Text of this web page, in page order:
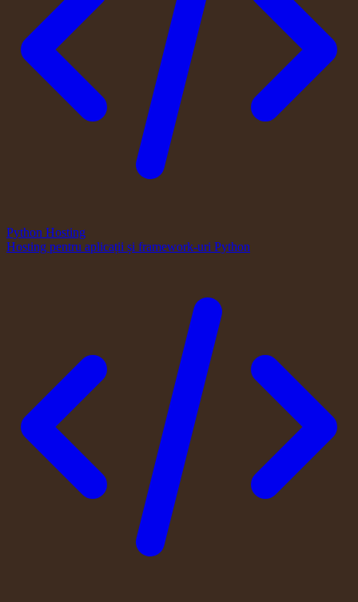
Python Hosting
Hosting pentru aplicații și framework-uri Python